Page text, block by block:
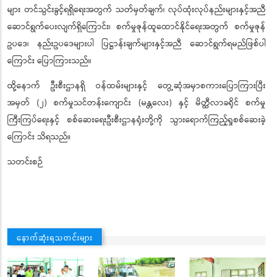
များ တင်သွင်းခွင့်ရရှိရေးအတွက် သတ်မှတ်ချက်၊ လုပ်ထုံးလုပ်နည်းများနှင့်အညီ
ဆောင်ရွက်ပေးလျက်ရှိကြောင်း၊ စက်မှုဇုန်ထူထောင်နိုင်ရေးအတွက် စက်မှုဇုန်
ဥပဒေ၊ နည်းဥပဒေများပါ ပြဋ္ဌာန်းချက်များနှင့်အညီ ဆောင်ရွက်ရမည်ဖြစ်ပါ
ကြောင်း ပြောကြားသည်။
ထို့နောက် ဦးစီးဌာနရှိ ဝန်ထမ်းများနှင့် တွေ့ဆုံအမှာစကားပြောကြားပြီး
အမှတ် (၂) စက်မှုသင်တန်းကျောင်း (မန္တလေး) နှင့် မိတ္ထီလာခရိုင် စက်မှု
ကြီးကြပ်ရေးနှင့် စစ်ဆေးရေးဦးစီးဌာနရုံးတို့ကို သွားရောက်ကြည့်ရှုစစ်ဆေးခဲ့
ကြောင်း သိရသည်။
သတင်းစဉ်
နောက်ဆုံးရသတင်းများ